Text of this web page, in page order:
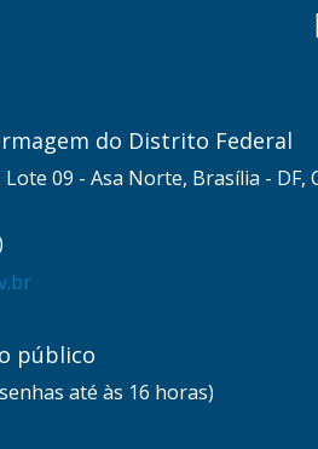
do Distrito Federal
09 - Asa Norte, Brasília - DF,
público
até às 16 horas)